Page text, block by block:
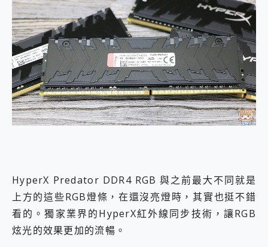
HyperX Predator DDR4 RGB 與之前最大不同就是
上方的這些RGB燈條，在還沒亮燈時，其實也挺不錯
看的。獨家業界的HyperX紅外線同步技術，讓RGB
炫光的效果更加的流暢。